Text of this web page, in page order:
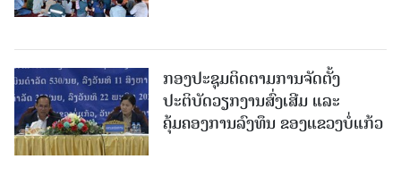
ກອງປະຊຸມຕິດຕາມການຈັດຕັ້ງ
ປະຕິບັດວຽກງານສົ່ງເສີມ ແລະ
ຄຸ້ມຄອງການລົງທຶນ ຂອງແຂວງບໍ່ແກ້ວ